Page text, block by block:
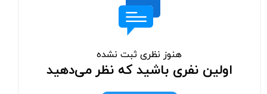
هنوز نظری ثبت نشده
اولین نفری باشید که نظر می‌دهید